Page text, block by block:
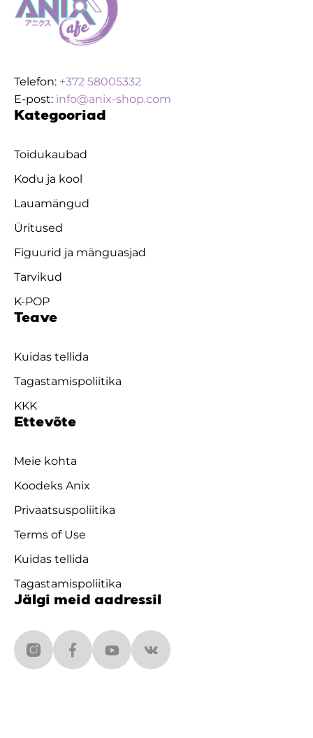
Telefon: +372 58005332
E-post: info@anix-shop.com
Kategooriad
Toidukaubad
Kodu ja kool
Lauamängud
Üritused
Figuurid ja mänguasjad
Tarvikud
K-POP
Teave
Kuidas tellida
Tagastamispoliitika
KKK
Ettevõte
Meie kohta
Koodeks Anix
Privaatsuspoliitika
Terms of Use
Kuidas tellida
Tagastamispoliitika
Jälgi meid aadressil